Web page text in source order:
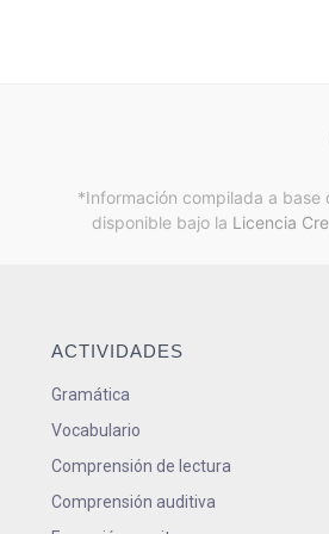
*Información compilada a
disponible bajo la Licencia
ACTIVIDADES
Gramática
Vocabulario
Comprensión de lectura
Comprensión auditiva